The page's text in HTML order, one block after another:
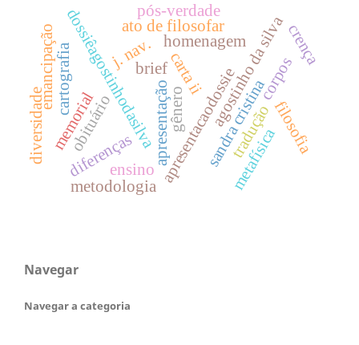
apresentação
dossiêagostinhodasilvaapresentacaodossietradução
brief
j. nav. agostinho da silva
carta ii
sandra cristina
obituário
homenagem
memorial
diferenças
corpos
filosofia
metafísica
ato de filosofar
pós-verdade
crença
cartografia
metodologia
gênero
emancipação
ensino
diversidade
Navegar
Navegar a categoria